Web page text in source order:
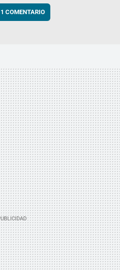
1 COMENTARIO